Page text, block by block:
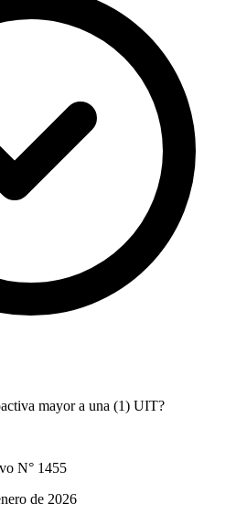
mayor a una (1) UIT?
N° 1455
de 2026